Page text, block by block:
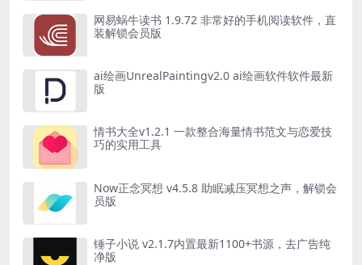
网易蜗牛读书 1.9.72 非常好的手机阅读软件，直
装解锁会员版
ai绘画UnrealPaintingv2.0 ai绘画软件软件最新
版
情书大全v1.2.1 一款整合海量情书范文与恋爱技
巧的实用工具
Now正念冥想 v4.5.8 助眠减压冥想之声，解锁会
员版
锤子小说 v2.1.7内置最新1100+书源，去广告纯
净版